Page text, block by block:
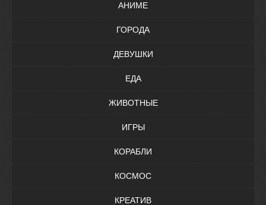
АНИМЕ
ГОРОДА
ДЕВУШКИ
ЕДА
ЖИВОТНЫЕ
ИГРЫ
КОРАБЛИ
КОСМОС
КРЕАТИВ